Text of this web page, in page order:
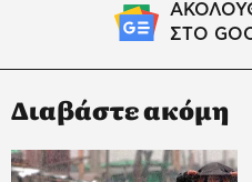
ΣΤΟ
Διαβάστε ακόμη